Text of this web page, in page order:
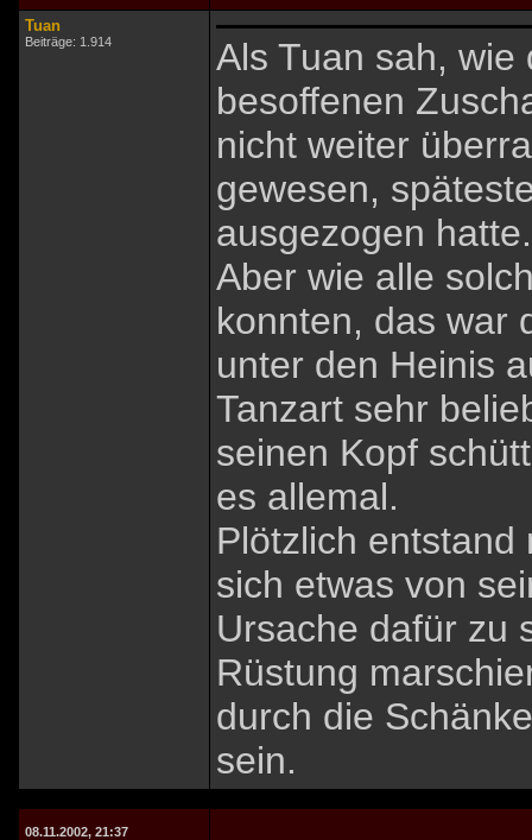
Tuan
Beiträge: 1.914
Als Tuan sah,
besoffenen
nicht weiter
gewesen,
ausgezogen
Aber wie alle
konnten, das war
unter den Heinis
Tanzart sehr
seinen Kopf
es allemal.
Plötzlich entstand
sich etwas von
Ursache dafür zu
Rüstung
durch die
sein.
08.11.2002, 21:37